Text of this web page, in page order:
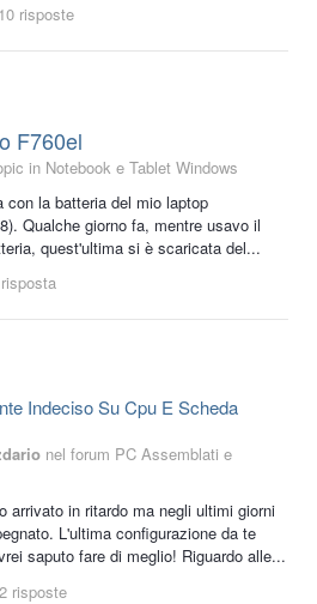
10 risposte
F760el
in Notebook e Tablet Windows
con la batteria del mio laptop
Qualche giorno fa, mentre usavo il
quest'ultima si è scaricata del...
Indeciso Su Cpu E Scheda
nel forum PC Assemblati e
arrivato in ritardo ma negli ultimi giorni
L'ultima configurazione da te
saputo fare di meglio! Riguardo alle...
risposte